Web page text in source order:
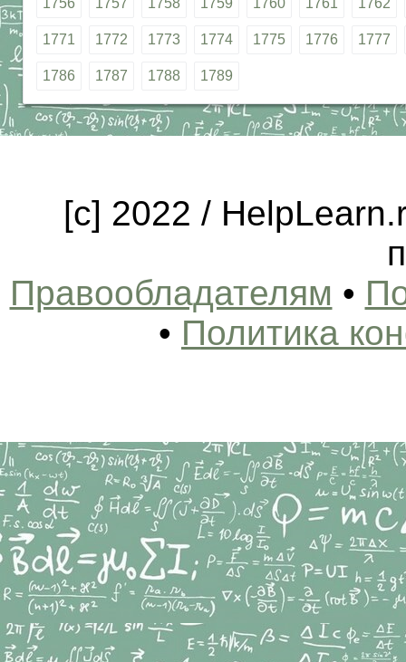
1756 1757 1758 1759 1760 1761 1762
1771 1772 1773 1774 1775 1776 1777
1786 1787 1788 1789
[c] 2022 /
Правообладателям •
• Политика